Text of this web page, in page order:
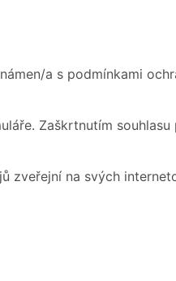
a s podmínkami
Zaškrtnutím
na svých